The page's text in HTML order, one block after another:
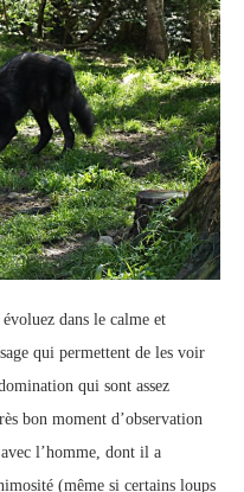
dans le calme et
qui permettent de les voir
qui sont assez
bon moment d’observation
avec l’homme, dont il a
(même si certains loups